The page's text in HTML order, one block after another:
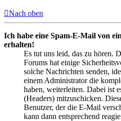
Nach oben
Ich habe eine Spam-E-Mail von
erhalten!
Es tut uns leid, das zu hören.
Forums hat einige
solche Nachrichten senden,
einem Administrator die
haben, weiterleiten. Dabei ist
(Headers) mitzuschicken.
Benutzer, der die E-Mail
kann dann entsprechend